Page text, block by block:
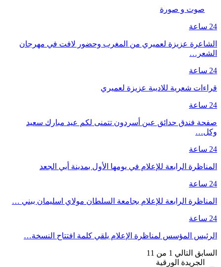
صوت و صورة
24 ساعة
الشاعرة عزيزة لعميري من المغرب وحضور لافت في مهرجان
الشعر…
24 ساعة
قراءات شعرية للاديبة عزيزة لعميري
24 ساعة
صفحة فندق حدائق عين أسردون تتمنى لكم عيد مبارك سعيد
وكل…
24 ساعة
المناظرة الرابعة للإعلام في يومها الأول بمدينة أبي الجعد
24 ساعة
المناظرة الرابعة للإعلام بجامعة السلطان مولاي اسليمان ببني …
24 ساعة
الرئيس المؤسس لمناظرة الإعلام يلقي كلمة افتتاح النسخة…
السابق التالي 1 من 11
الجريدة الورقية